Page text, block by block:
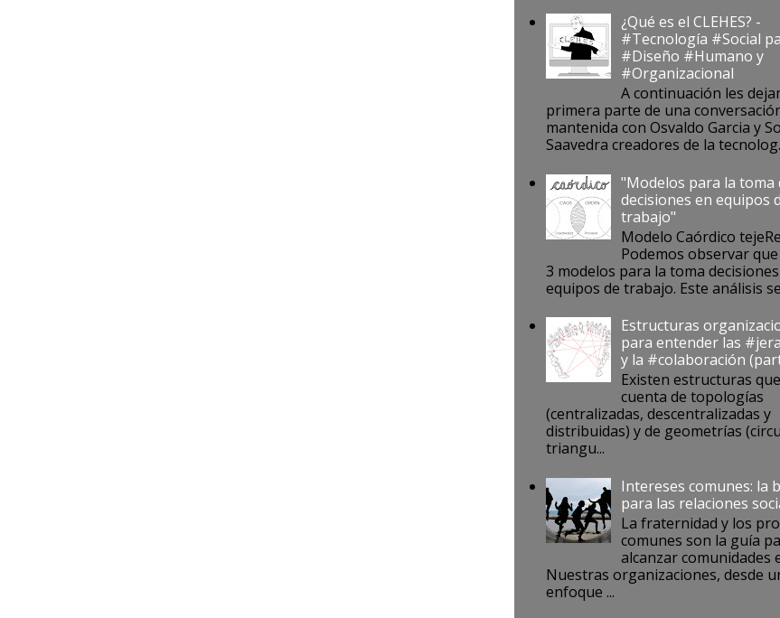
¿Qué es el CLEHES? -
#Tecnología #Social
#Diseño #Humano y
#Organizacional
A continuación les
primera parte de una
mantenida con Osvaldo Garcia y
Saavedra creadores de la
"Modelos para la toma
decisiones en equipos
trabajo"
Modelo Caórdico
Podemos observar
3 modelos para la toma
equipos de trabajo. Este análisis
Estructuras
para entender las
y la #colaboración
Existen estructuras
cuenta de topologías
(centralizadas, descentralizadas y
distribuidas) y de geometrías
triangu...
Intereses comunes: la
para las relaciones
La fraternidad y los
comunes son la guía
alcanzar comunidades
Nuestras organizaciones, desde
enfoque ...